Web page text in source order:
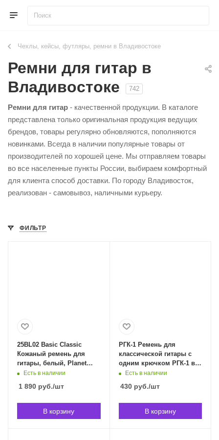
Чехлы, кейсы, футляры, ремни в Владивостоке
Ремни для гитар в
Владивостоке
742
Ремни для гитар - качественной продукции. В каталоге
представлена только оригинальная продукция ведущих
брендов, товары регулярно обновляются, пополняются
новинками. Всегда в наличии популярные товары от
производителей по хорошей цене. Мы отправляем товары
во все населенные пункты России, выбираем комфортный
для клиента способ доставки. По городу Владивосток,
реализован - самовывоз, наличными курьеру.
ФИЛЬТР
25BL02 Basic Classic
Кожаный ремень для
гитары, белый, Planet
Waves 25BL02 в
Есть в наличии
1 890 руб./шт
В корзину
РГК-1 Ремень для
классической гитары с
одним крючком РГК-1 в
Владивостоке
Есть в наличии
430руб./шт
В корзину